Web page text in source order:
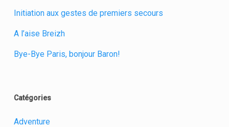
Initiation aux gestes de premiers secours
A l’aise Breizh
Bye-Bye Paris, bonjour Baron!
Catégories
Adventure